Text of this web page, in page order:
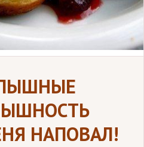
НАПОВАЛ!